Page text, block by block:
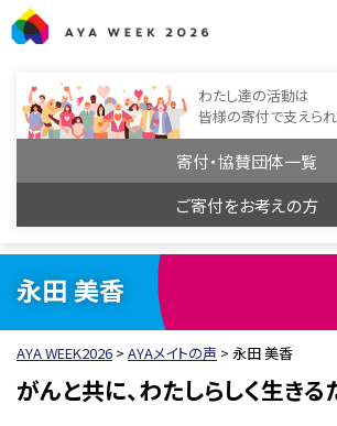
わたし達の活動は
皆様の寄付で支えられ
寄付・協賛団体一覧
ご寄付をお考えの方
永田 美香
AYA WEEK2026 > AYAメイトの声 > 永田 美香
がんと共に、わたしらしく生きる